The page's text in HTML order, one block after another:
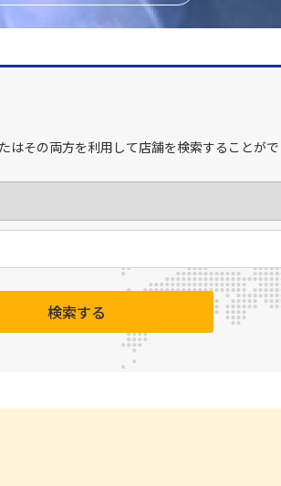
はその両方を利用して店舗を検索することが
検索する